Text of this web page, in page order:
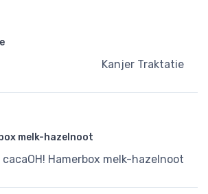
Kanjer Traktatie
melk-hazelnoot
cacaOH! Hamerbox melk-hazelnoot